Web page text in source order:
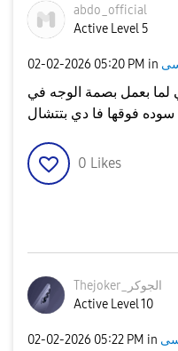
abdo_official
Active Level 5
‎02-02-2026 05:20 PM in
لما بعمل بصمة الوجه في
سوده فوقها فا دي بتتشال
0 Likes
Thejoker_الجوكر
Active Level 10
‎02-02-2026 05:22 PM in